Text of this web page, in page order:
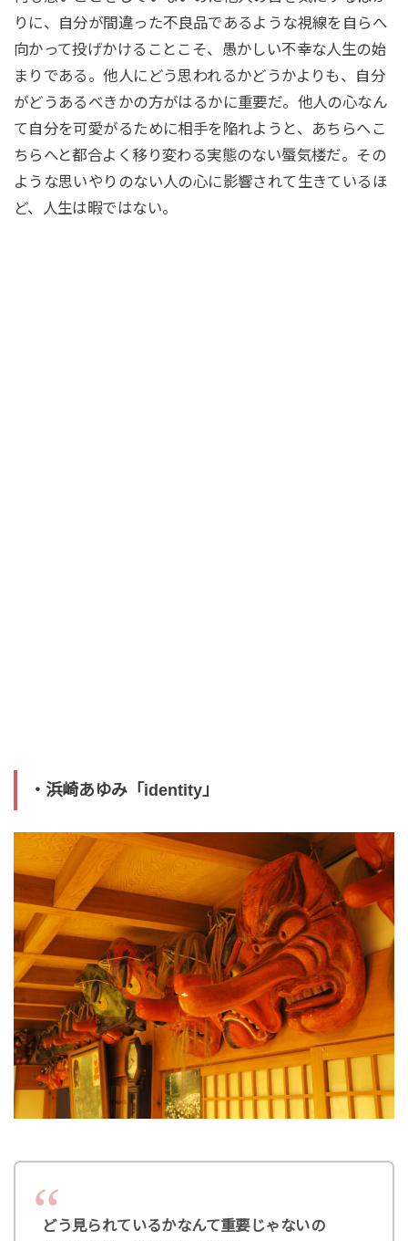
りに、自分が間違った不良品であるような視線を自らへ
向かって投げかけることこそ、愚かしい不幸な人生の始
まりである。他人にどう思われるかどうかよりも、自分
がどうあるべきかの方がはるかに重要だ。他人の心なん
て自分を可愛がるために相手を陥れようと、あちらへこ
ちらへと都合よく移り変わる実態のない蜃気楼だ。その
ような思いやりのない人の心に影響されて生きているほ
ど、人生は暇ではない。
・浜崎あゆみ「identity」
どう見られているかなんて重要じゃないの